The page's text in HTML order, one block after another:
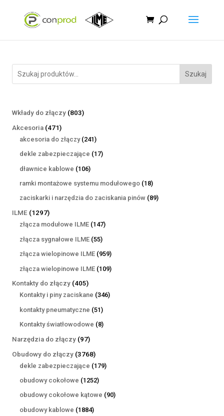
Szukaj
Wkłady do złączy 803803
Akcesoria 471471
produktów
akcesoria do złączy 241241
produktów
dekle zabezpieczające 1717
dławnice kablowe 106106
produktów
ramki montażowe systemu modułowego 1818
produktów
zaciskarki i narzędzia do zaciskania pinów 8989
ILME 12971297
produktów
złącza modułowe ILME 147147
złącza sygnałowe ILME 5555
produktów
złącza wielopinowe ILME 959959
produktów
złącza wielopinowe ILME 109109
Kontakty do złączy 405405
produktów
Kontakty i piny zaciskane 346346
kontakty pneumatyczne 5151
produktów
Kontakty światłowodowe 88
Narzędzia do złączy 9797
produktów
Obudowy do złączy 37683768
produktów
dekle zabezpieczające 179179
obudowy cokołowe 12521252
produkty
obudowy cokołowe kątowe 9090
obudowy kablowe 18841884